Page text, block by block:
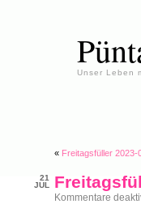
Unser Leben
« Freitagsfüller 2023-
21
JUL
Kommentare